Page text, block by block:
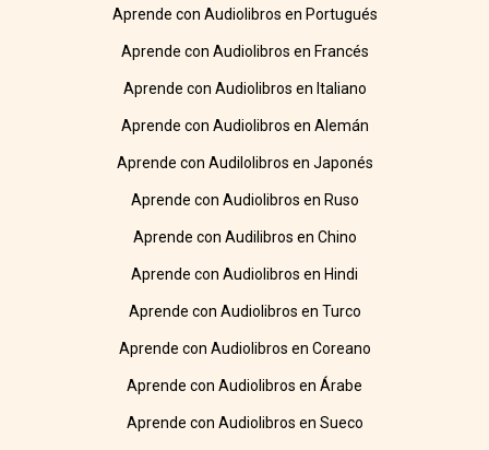
Aprende con Audiolibros en Portugués
Aprende con Audiolibros en Francés
Aprende con Audiolibros en Italiano
Aprende con Audiolibros en Alemán
Aprende con Audilolibros en Japonés
Aprende con Audiolibros en Ruso
Aprende con Audilibros en Chino
Aprende con Audiolibros en Hindi
Aprende con Audiolibros en Turco
Aprende con Audiolibros en Coreano
Aprende con Audiolibros en Árabe
Aprende con Audiolibros en Sueco